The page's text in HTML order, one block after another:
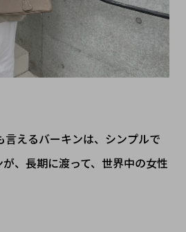
言えるバーキンは、シンプルで
、長期に渡って、世界中の女性